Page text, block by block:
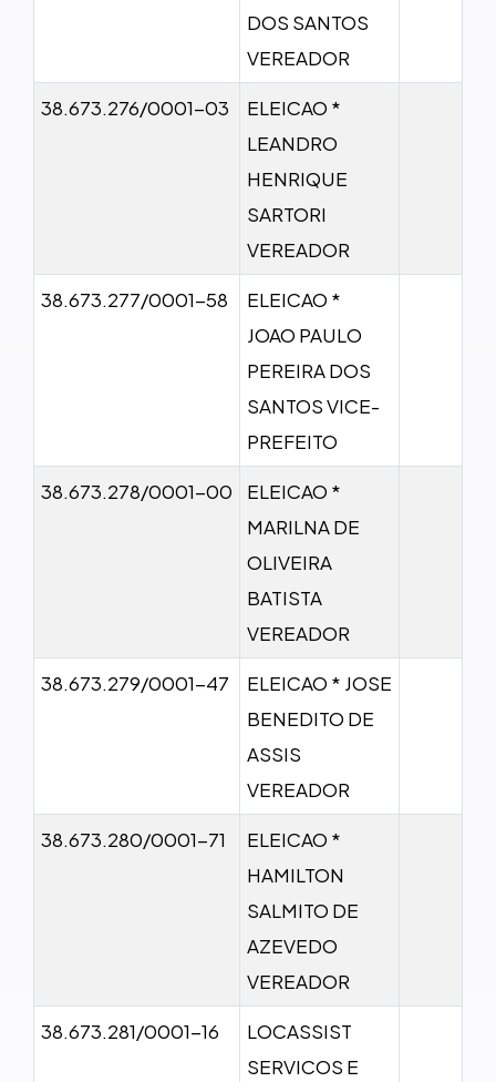
DOS SANTOS
VEREADOR
38.673.276/0001-03
ELEICAO *
LEANDRO
HENRIQUE
SARTORI
VEREADOR
38.673.277/0001-58
ELEICAO *
JOAO PAULO
PEREIRA DOS
SANTOS VICE-
PREFEITO
38.673.278/0001-00
ELEICAO *
MARILNA DE
OLIVEIRA
BATISTA
VEREADOR
38.673.279/0001-47
ELEICAO * JOSE
BENEDITO DE
ASSIS
VEREADOR
38.673.280/0001-71
ELEICAO *
HAMILTON
SALMITO DE
AZEVEDO
VEREADOR
38.673.281/0001-16
LOCASSIST
SERVICOS E